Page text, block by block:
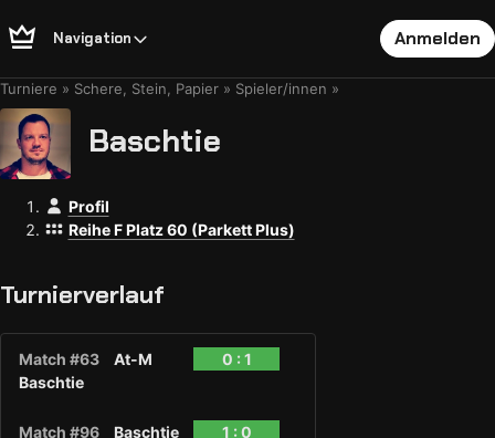
Navigation Anmelden
Turniere Schere, Stein, Papier Spieler/innen
Baschtie
Profil
Reihe F Platz 60 (Parkett Plus)
Turnierverlauf
Match #63 At-M
0 : 1
Baschtie
Match #96 Baschtie
1 : 0